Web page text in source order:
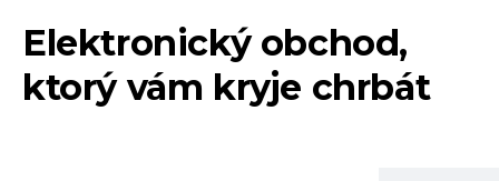
Elektronický obchod,
ktorý vám kryje chrbát